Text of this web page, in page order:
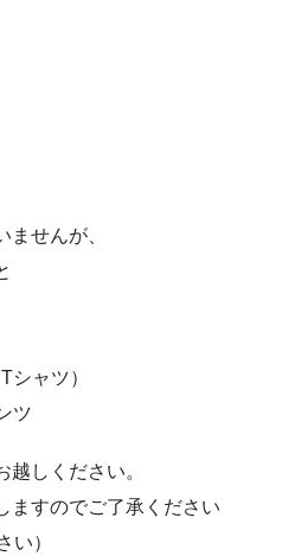
せんが、
ャツ）
ツ
しください。
ますのでご了承ください
い）